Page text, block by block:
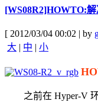
[WS08R2]HOWTO:
[ 2012/03/04 00:02 | by
大 | 中 | 小
之前在 Hyper-V 环